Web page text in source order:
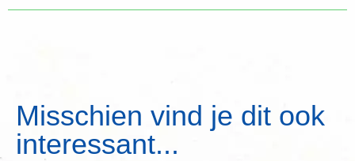
Misschien vind je dit ook
interessant...